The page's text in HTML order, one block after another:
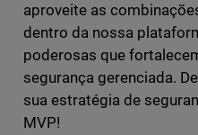
aproveite as
dentro da nossa
poderosas que
segurança gerenciada.
sua estratégia de
MVP!